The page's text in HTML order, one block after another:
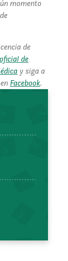
momento
de
de
y siga a
Facebook.